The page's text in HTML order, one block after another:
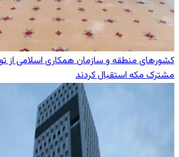
کشورهای منطقه و سازمان همکاری اسلامی از
مشترک مکه استقبال کردند